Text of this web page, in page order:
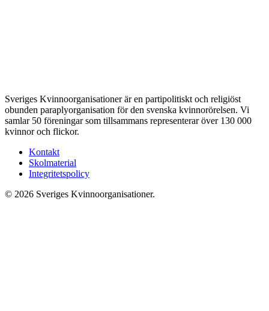
Sveriges Kvinnoorganisationer är en partipolitiskt och religiöst
obunden paraplyorganisation för den svenska kvinnorörelsen. Vi
samlar 50 föreningar som tillsammans representerar över 130 000
kvinnor och flickor.
Kontakt
Skolmaterial
Integritetspolicy
© 2026 Sveriges Kvinnoorganisationer.